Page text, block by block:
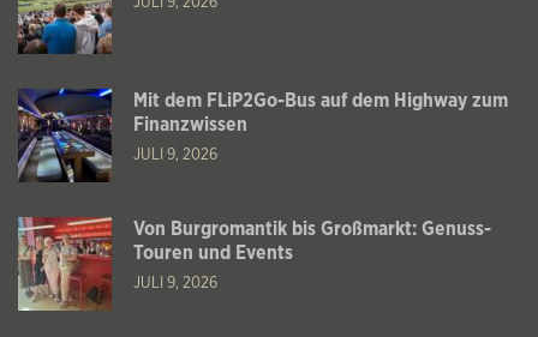
Mit dem FLiP2Go-Bus auf dem Highway zum
Finanzwissen
JULI 9, 2026
Von Burgromantik bis Großmarkt: Genuss-
Touren und Events
JULI 9, 2026